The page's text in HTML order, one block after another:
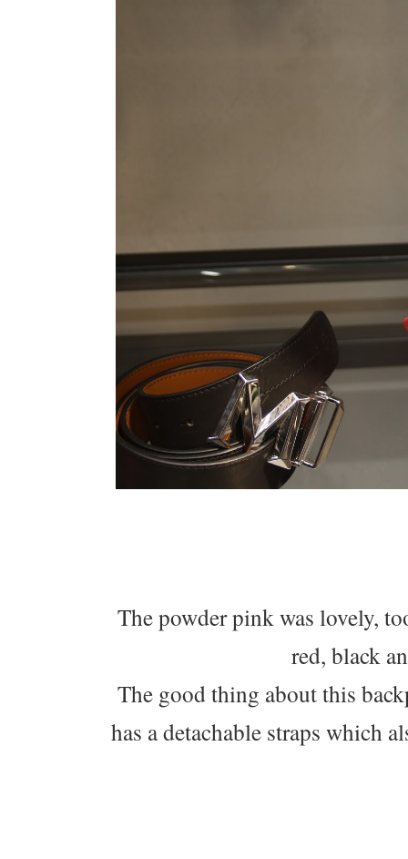
The powder pink was lovely,
red, black
The good thing about this
has a detachable straps which